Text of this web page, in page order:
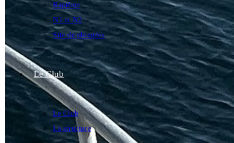
Baptême
N1 et N2
Site de plongées
Le Club
Le Club
La structure